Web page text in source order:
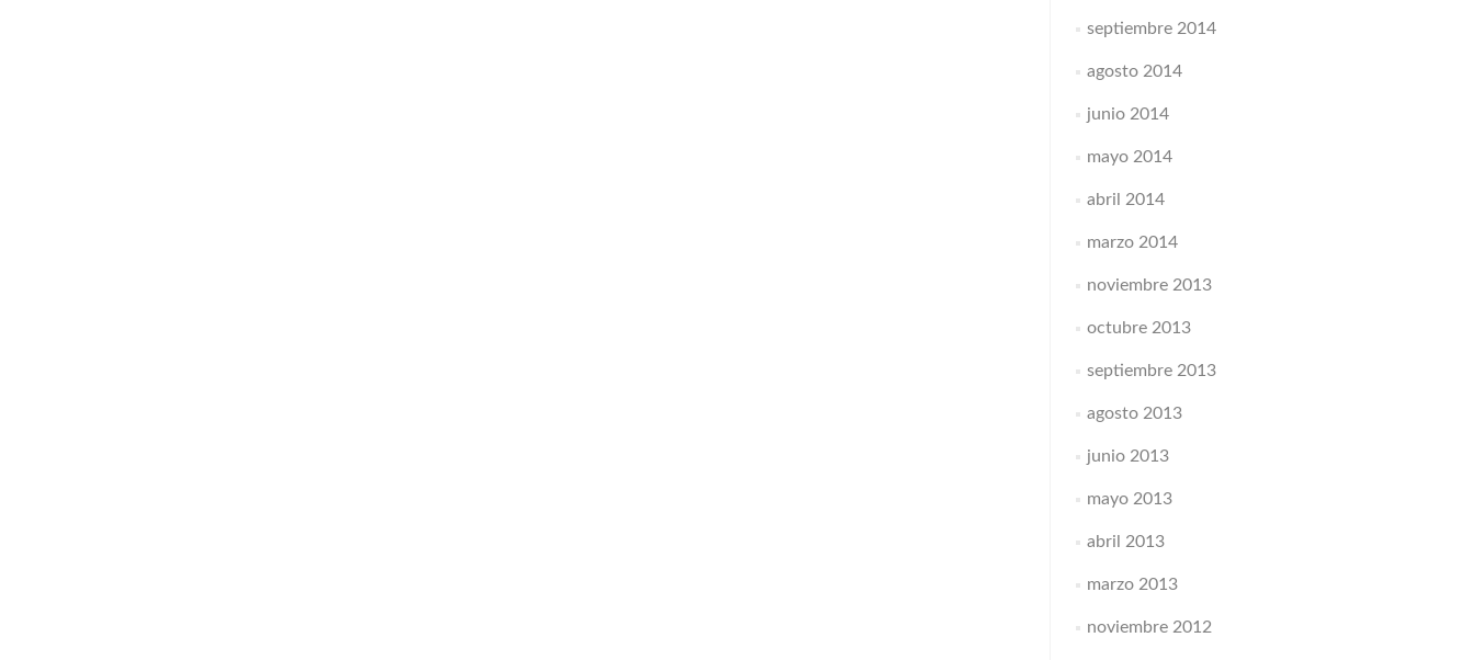
septiembre 2014
agosto 2014
junio 2014
mayo 2014
abril 2014
marzo 2014
noviembre 2013
octubre 2013
septiembre 2013
agosto 2013
junio 2013
mayo 2013
abril 2013
marzo 2013
noviembre 2012